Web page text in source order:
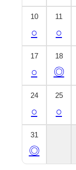
10
○
11
○
17
○
18
◎
24
○
25
○
31
◎